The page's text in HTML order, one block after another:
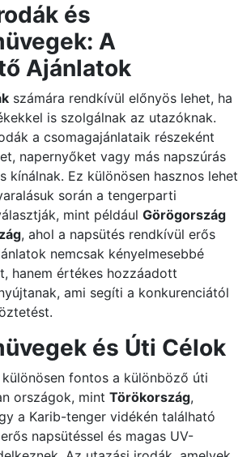
és
A
Ajánlatok
számára rendkívül előnyös lehet, ha
is szolgálnak az utazóknak.
a csomagajánlataik részeként
napernyőket vagy más napszúrás
kínálnak. Ez különösen hasznos lehet
során a tengerparti
mint például Görögország
, ahol a napsütés rendkívül erős
nemcsak kényelmesebbé
hanem értékes hozzáadott
ami segíti a konkurenciától
és Úti Célok
fontos a különböző úti
országok, mint Törökország,
a Karib-tenger vidékén található
napsütéssel és magas UV-